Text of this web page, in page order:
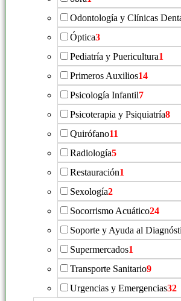
Odontología y Clínicas
Óptica3
Pediatría y Puericultura1
Primeros Auxilios14
Psicología Infantil7
Psicoterapia y Psiquiatría8
Quirófano11
Radiología5
Restauración1
Sexología2
Socorrismo Acuático24
Soporte y Ayuda al
Supermercados1
Transporte Sanitario9
Urgencias y Emergencias32